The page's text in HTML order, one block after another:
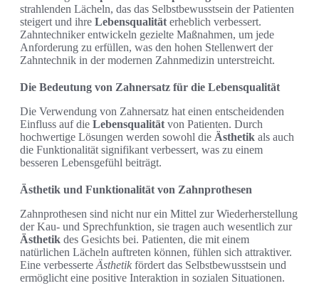
strahlenden Lächeln, das das Selbstbewusstsein der Patienten
steigert und ihre Lebensqualität erheblich verbessert.
Zahntechniker entwickeln gezielte Maßnahmen, um jede
Anforderung zu erfüllen, was den hohen Stellenwert der
Zahntechnik in der modernen Zahnmedizin unterstreicht.
Die Bedeutung von Zahnersatz für die Lebensqualität
Die Verwendung von Zahnersatz hat einen entscheidenden
Einfluss auf die Lebensqualität von Patienten. Durch
hochwertige Lösungen werden sowohl die Ästhetik als auch
die Funktionalität signifikant verbessert, was zu einem
besseren Lebensgefühl beiträgt.
Ästhetik und Funktionalität von Zahnprothesen
Zahnprothesen sind nicht nur ein Mittel zur Wiederherstellung
der Kau- und Sprechfunktion, sie tragen auch wesentlich zur
Ästhetik des Gesichts bei. Patienten, die mit einem
natürlichen Lächeln auftreten können, fühlen sich attraktiver.
Eine verbesserte Ästhetik fördert das Selbstbewusstsein und
ermöglicht eine positive Interaktion in sozialen Situationen.